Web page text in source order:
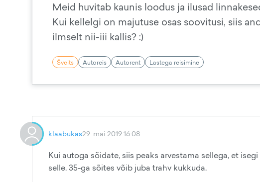
Meid huvitab kaunis loodus ja ilusad
Kui kellelgi on majutuse osas soovitusi, siis
ilmselt nii-iii kallis? :)
Šveits Autoreis Autorent Lastega reisimine
klaabukas29. mai 2019 16:08
Kui autoga sõidate, siis peaks arvestama sellega, et
selle. 35-ga sõites võib juba trahv kukkuda.